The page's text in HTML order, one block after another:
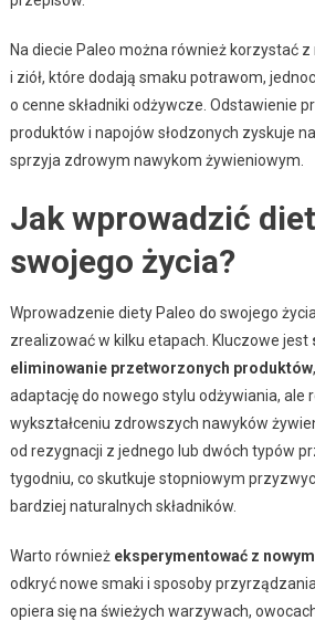
Na diecie Paleo można również korzystać
i ziół, które dodają smaku potrawom,
o cenne składniki odżywcze. Odstawienie
produktów i napojów słodzonych zyskuje
sprzyja zdrowym nawykom żywieniowym.
Jak wprowadzić
swojego życia?
Wprowadzenie diety Paleo do swojego
zrealizować w kilku etapach. Kluczowe jest
eliminowanie przetworzonych produktów
adaptację do nowego stylu odżywiania, ale
wykształceniu zdrowszych nawyków
od rezygnacji z jednego lub dwóch typów
tygodniu, co skutkuje stopniowym
bardziej naturalnych składników.
Warto również eksperymentować z
odkryć nowe smaki i sposoby
opiera się na świeżych warzywach,